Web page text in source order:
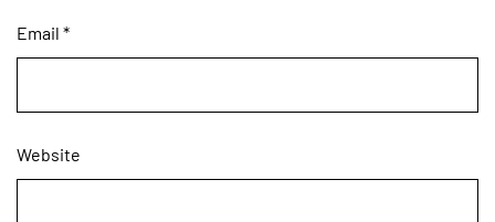
Email *
Website